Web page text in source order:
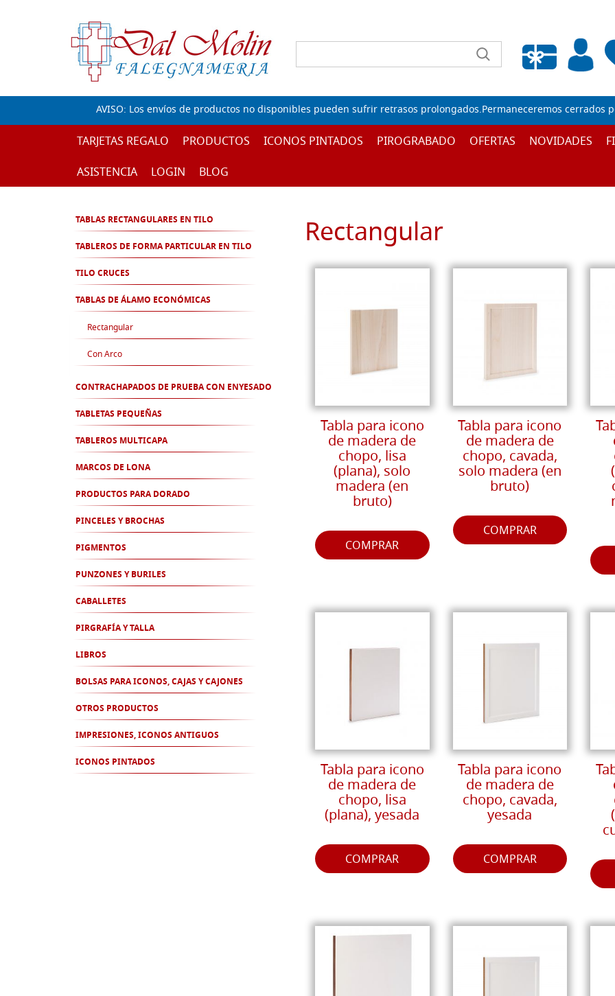
Lista de deseos vacía
AVISO: Los envíos de productos no disponibles pueden sufrir retrasos prolongados.Permaneceremos cerrados
TARJETAS REGALO PRODUCTOS ICONOS PINTADOS PIROGRABADO OFERTAS NOVIDADES
ASISTENCIA
LOGIN BLOG
TABLAS RECTANGULARES EN TILO
TABLEROS DE FORMA PARTICULAR EN TILO
TILO CRUCES
TABLAS DE ÁLAMO ECONÓMICAS
Rectangular
Con Arco
CONTRACHAPADOS DE PRUEBA CON ENYESADO
TABLETAS PEQUEÑAS
TABLEROS MULTICAPA
MARCOS DE LONA
PRODUCTOS PARA DORADO
PINCELES Y BROCHAS
PIGMENTOS
PUNZONES Y BURILES
CABALLETES
PIRGRAFÍA Y TALLA
LIBROS
BOLSAS PARA ICONOS, CAJAS Y CAJONES
OTROS PRODUCTOS
IMPRESIONES, ICONOS ANTIGUOS
ICONOS PINTADOS
Rectangular
Tabla para icono
de madera de
chopo, lisa
(plana), solo
madera (en
bruto)
COMPRAR
Tabla para icono
de madera de
chopo, cavada,
solo madera (en
bruto)
COMPRAR
Tabla para icono
de madera de
chopo, lisa
(plana), yesada
COMPRAR
Tabla para icono
de madera de
chopo, cavada,
yesada
COMPRAR